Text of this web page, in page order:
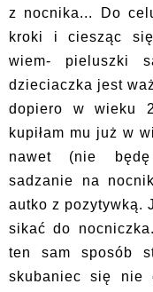
z nocnika... Do
kroki i ciesząc
wiem- pieluszki
dzieciaczka jest
dopiero w wieku
kupiłam mu już w
nawet (nie będę
sadzanie na
autko z pozytywką.
sikać do
ten sam sposób
skubaniec się nie